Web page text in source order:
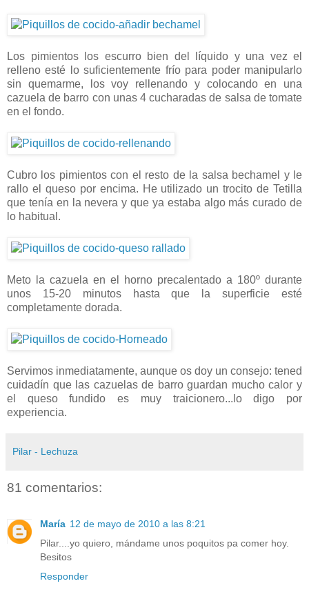
Los pimientos los escurro bien del líquido y una vez el
relleno esté lo suficientemente frío para poder manipularlo
sin quemarme, los voy rellenando y colocando en una
cazuela de barro con unas 4 cucharadas de salsa de tomate
en el fondo.
Cubro los pimientos con el resto de la salsa bechamel y le
rallo el queso por encima. He utilizado un trocito de Tetilla
que tenía en la nevera y que ya estaba algo más curado de
lo habitual.
Meto la cazuela en el horno precalentado a 180º durante
unos 15-20 minutos hasta que la superficie esté
completamente dorada.
Servimos inmediatamente, aunque os doy un consejo: tened
cuidadín que las cazuelas de barro guardan mucho calor y
el queso fundido es muy traicionero...lo digo por
experiencia.
Pilar - Lechuza
81 comentarios:
María 12 de mayo de 2010 a las 8:21
Pilar....yo quiero, mándame unos poquitos pa comer hoy.
Besitos
Responder